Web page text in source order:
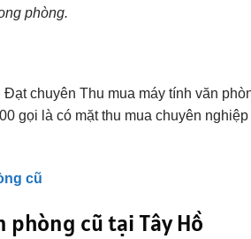
phòng.
chuyên Thu mua máy tính văn
gọi là có mặt thu mua chuyên
cũ
phòng cũ tại Tây Hồ